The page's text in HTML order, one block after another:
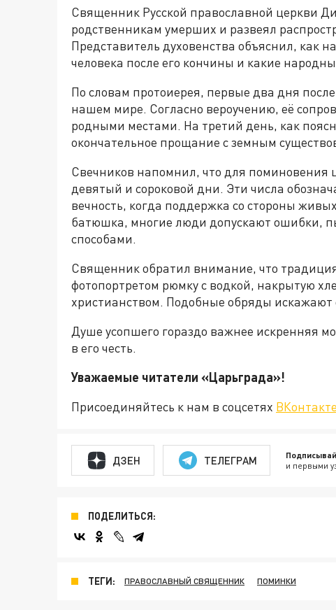
Священник Русской православной церкви
родственникам умерших и развеял
Представитель духовенства объяснил, как
человека после его кончины и какие
По словам протоиерея, первые два дня
нашем мире. Согласно вероучению, её
родными местами. На третий день, как
окончательное прощание с земным
Свечников напомнил, что для поминовения
девятый и сороковой дни. Эти числа
вечность, когда поддержка со стороны
батюшка, многие люди допускают ошибки,
способами.
Священник обратил внимание, что
фотопортретом рюмку с водкой, накрытую
христианством. Подобные обряды искажают
Душе усопшего гораздо важнее искренняя
в его честь.
Уважаемые читатели «Царьграда»!
Присоединяйтесь к нам в соцсетях ВКонтакте
ДЗЕН ТЕЛЕГРАМ и первыми
ПОДЕЛИТЬСЯ:
ТЕГИ: ПРАВОСЛАВНЫЙ СВЯЩЕННИК ПОМИНКИ